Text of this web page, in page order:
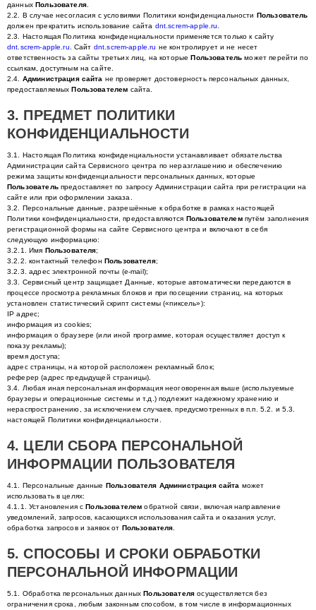
данныхПользователя.
2.2. В случае несогласия с условиями Политики конфиденциальности Пользователь
должен прекратить использование сайта dnt.screm-apple.ru
2.3. Настоящая Политика конфиденциальности применяется только к сайту
dnt.screm-apple.ru . Сайт dnt.screm-apple.ru не контролирует и не несет
ответственность за сайты третьих лиц, на которыеПользователь может перейти по
ссылкам, доступным на сайте.
2.4. Администрация сайта не проверяет достоверность персональных данных,
предоставляемыхПользователем сайта.
3. ПРЕДМЕТ ПОЛИТИКИ
КОНФИДЕНЦИАЛЬНОСТИ
3.1. Настоящая Политика конфиденциальности устанавливает обязательства
Администрации сайта Сервисного центра по неразглашению и обеспечению
режима защиты конфиденциальности персональных данных, которые
Пользовательпредоставляет по запросу Администрации сайта при регистрации на
сайте или при оформлении заказа.
3.2. Персональные данные, разрешённые к обработке в рамках настоящей
Политики конфиденциальности, предоставляются Пользователемпутём заполнения
регистрационной формы на cайте Сервисного центра и включают в себя
следующую информацию:
3.2.1. Имя Пользователя;
3.2.2. контактный телефон Пользователя;
3.2.3. адрес электронной почты (e-mail);
3.3. Сервисный центр защищает Данные, которые автоматически передаются в
процессе просмотра рекламных блоков и при посещении страниц, на которых
установлен статистический скрипт системы («пиксель»):
IP адрес;
информация из cookies;
информация о браузере (или иной программе, которая осуществляет доступ к
показу рекламы);
время доступа;
адрес страницы, на которой расположен рекламный блок;
реферер (адрес предыдущей страницы).
3.4. Любая иная персональная информация неоговоренная выше (используемые
браузеры и операционные системы и т.д.) подлежит надежному хранению и
нераспространению, за исключением случаев, предусмотренных в п.п. 5.2. и 5.3.
настоящей Политики конфиденциальности.
4. ЦЕЛИ СБОРА ПЕРСОНАЛЬНОЙ
ИНФОРМАЦИИ ПОЛЬЗОВАТЕЛЯ
4.1. Персональные данные Пользователя Администрация сайта может
использовать в целях:
4.1.1. Установления сПользователем обратной связи, включая направление
уведомлений, запросов, касающихся использования сайта и оказания услуг,
обработка запросов и заявок от Пользователя
5. СПОСОБЫ И СРОКИ ОБРАБОТКИ
ПЕРСОНАЛЬНОЙ ИНФОРМАЦИИ
5.1. Обработка персональных данныхПользователя осуществляется без
ограничения срока, любым законным способом, в том числе в информационных